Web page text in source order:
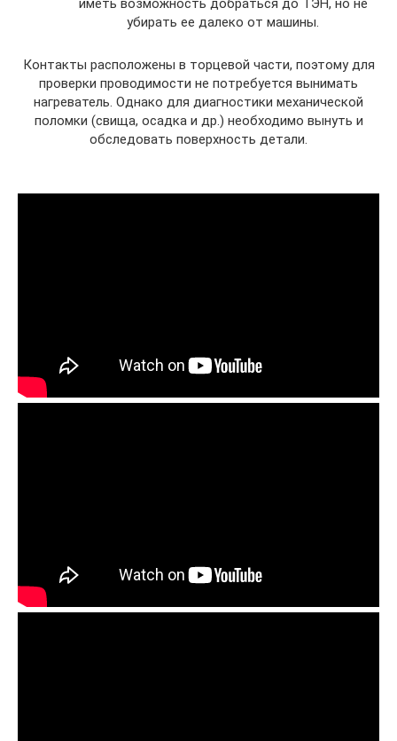
иметь возможность добраться до ТЭН, но не
убирать ее далеко от машины.
Контакты расположены в торцевой части, поэтому для
проверки проводимости не потребуется вынимать
нагреватель. Однако для диагностики механической
поломки (свища, осадка и др.) необходимо вынуть и
обследовать поверхность детали.